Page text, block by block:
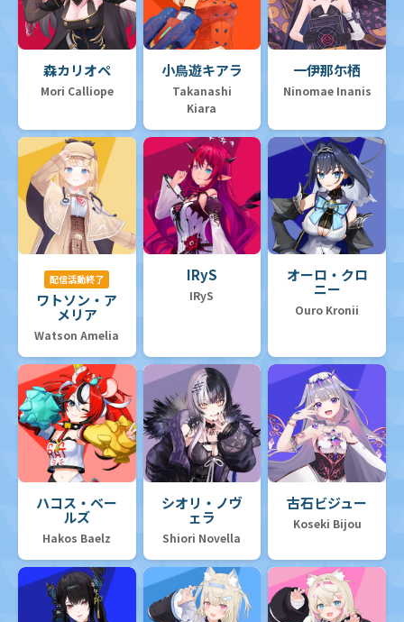
森カリオペ
Mori Calliope
小鳥遊キアラ
Takanashi
Kiara
一伊那尓栖
Ninomae Inanis
配信活動終了
ワトソン・ア
メリア
Watson Amelia
IRyS
IRyS
オーロ・クロ
ニー
Ouro Kronii
ハコス・ベー
ルズ
Hakos Baelz
シオリ・ノヴ
ェラ
Shiori Novella
古石ビジュー
Koseki Bijou